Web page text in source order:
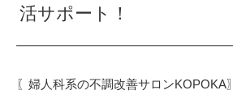
活サポート！
〖婦人科系の不調改善サロンKOPOKA〗⁡